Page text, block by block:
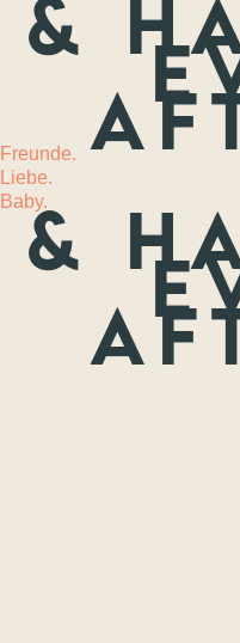
&
Freunde.
Liebe.
Baby.&